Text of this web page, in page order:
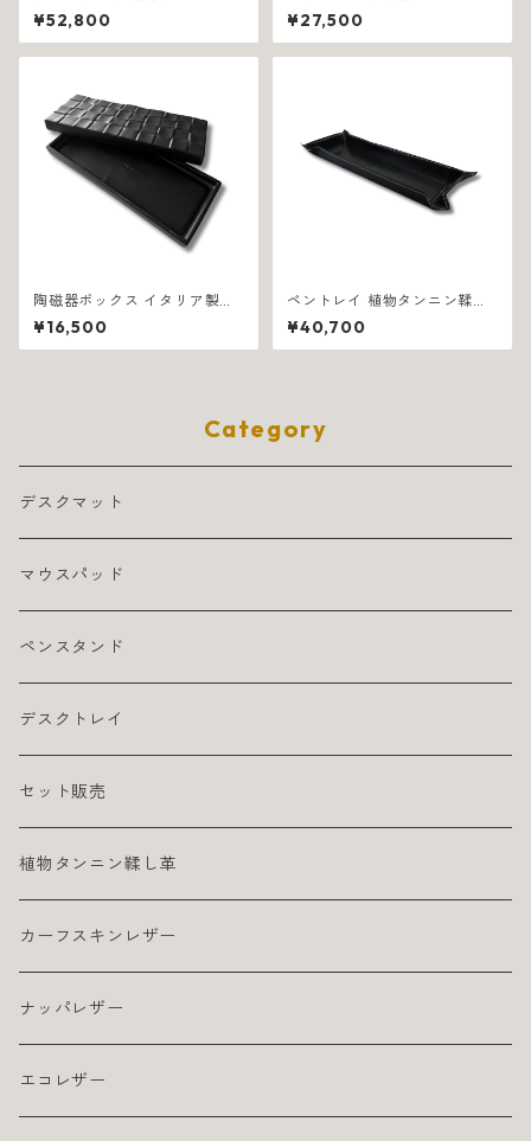
し革 イタリア製 ブラウン エン
リコ 1053
¥52,800
し革 イタリア製 ブラウン エン
リコ 1319
¥27,500
陶磁器ボックス イタリア製ハ
ンドクラフト スリム型収納 ブ
ラック 1125
¥16,500
ペントレイ 植物タンニン鞣し
革 イタリア製 ブラック ジアー
ノ 1058
¥40,700
Category
デスクマット
マウスパッド
ペンスタンド
デスクトレイ
セット販売
植物タンニン鞣し革
カーフスキンレザー
ナッパレザー
エコレザー